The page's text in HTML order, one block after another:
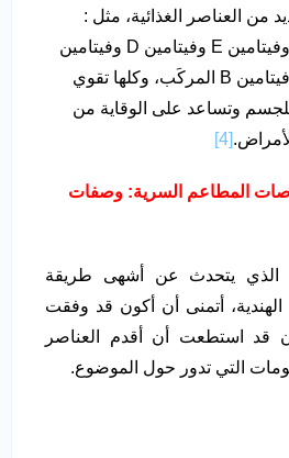
من العناصر الغذائية، مثل :
الكالسيوم والفوسفور وفيتامين E وفيتامين D وفيتامين
C وكميات صغيرة من فيتامين B المركَب، وكلها تقوي
وتساعد على الوقاية من
[4]
المطاعم السرية: وصفات
الذي يتحدث عن أشهى طريقة
أتمنى أن أكون قد وفقت
قد استطعت أن أقدم العناصر
التي تدور حول الموضوع.